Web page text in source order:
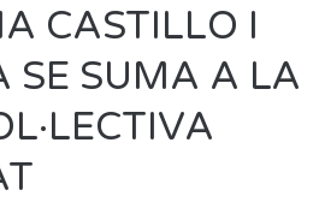
CASTILLO I
SE SUMA A LA